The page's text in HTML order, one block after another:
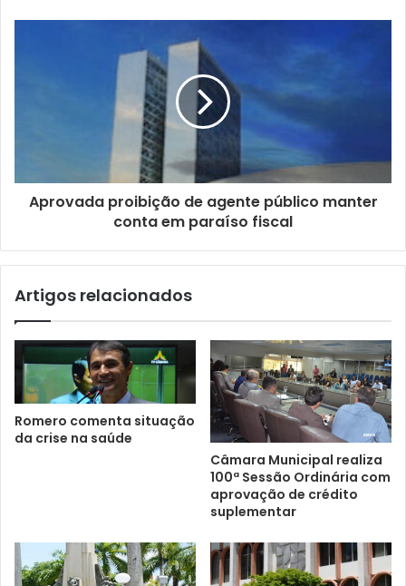
Aprovada proibição de agente público manter
conta em paraíso fiscal
Artigos relacionados
Romero comenta situação
da crise na saúde
Câmara Municipal realiza
100ª Sessão Ordinária com
aprovação de crédito
suplementar